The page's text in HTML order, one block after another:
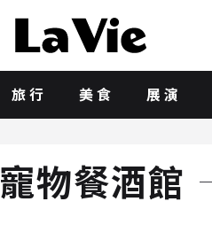
旅行 美食 展演
寵物餐酒館